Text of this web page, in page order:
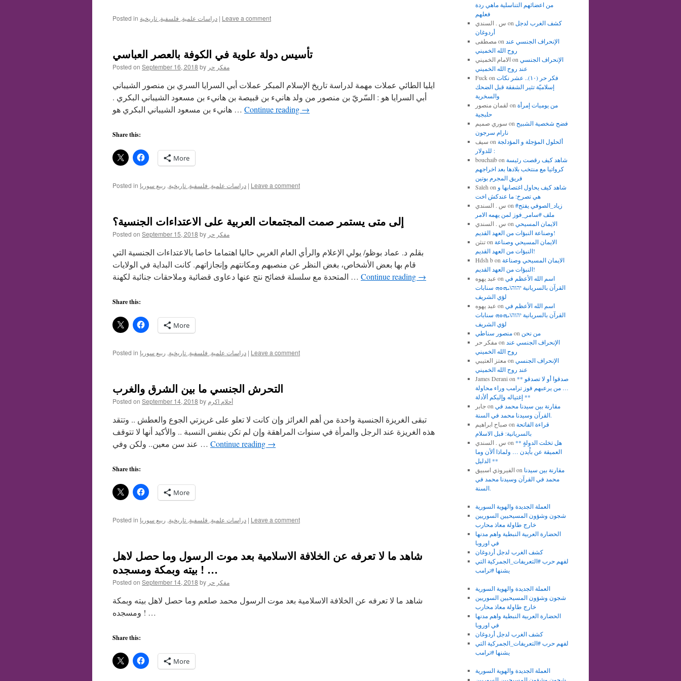
Posted in دراسات علمية, فلسفية, تاريخية | Leave a comment
تأسيس دولة علوية في الكوفة بالعصر العباسي
Posted on September 16, 2018 by مفكر حر
ايليا الطائي عملات مهمة لدراسة تاريخ الإسلام المبكر عملات أبي السرايا السري بن منصور الشيباني
أبي السرايا هو : السّريّ بن منصور من ولد هانيء بن قبيصة بن هانيء بن مسعود الشيباني البكري .
هانيء بن مسعود الشيباني البكري هو … Continue reading →
Share this:
More
Posted in دراسات علمية, فلسفية, تاريخية, ربيع سوريا | Leave a comment
إلى متى يستمر صمت المجتمعات العربية على الاعتداءات الجنسية؟
Posted on September 15, 2018 by مفكر حر
بقلم د. عماد بوظو/ يولي الإعلام والرأي العام الغربي حاليا اهتماما خاصا بالاعتداءات الجنسية التي
قام بها بعض الأشخاص، بغض النظر عن منصبهم ومكانتهم وإنجازاتهم. كانت البداية في الولايات
المتحدة مع سلسلة فضائح نتج عنها دعاوى قضائية وملاحقات جنائية لكهنة … Continue reading →
Share this:
More
Posted in دراسات علمية, فلسفية, تاريخية, ربيع سوريا | Leave a comment
التحرش الجنسي ما بين الشرق والغرب
Posted on September 14, 2018 by أحلام اكرم
تبقى الغريزة الجنسية واحدة من أهم الغرائز وإن كانت لا تعلو على غريزتي الجوع والعطش .. وتتقد
هذه الغريزة عند الرجل والمرأة في سنوات المراهقة وإن لم تكن بنفس النسبة .. والأكيد أنها لا تتوقف
عند سن معين.. ولكن وفي … Continue reading →
Share this:
More
Posted in دراسات علمية, فلسفية, تاريخية, ربيع سوريا | Leave a comment
شاهد ما لا تعرفه عن الخلافة الاسلامية بعد موت الرسول وما حصل لاهل
بيته وبمكة ومسجده ! …
Posted on September 14, 2018 by مفكر حر
شاهد ما لا تعرفه عن الخلافة الاسلامية بعد موت الرسول محمد صلعم وما حصل لاهل بيته وبمكة
ومسجده ! …
Share this:
More
من اعضائهم التناسلية ماهي ردة
فعلهم
س . السندي on كشف الغرب لدجل
أردوغان
مصطفىon الإنحراف الجنسي عند
روح الله الخميني
الامام الخمينيon الإنحراف الجنسي
عند روح الله الخميني
Fuckon فكر حر (١٠).. عشر نكات
إسلاميّة تثير الشفقة قبل الضحك
والسخرية
لقمان منصور on من يوميات إمرأة
حلبجية
سوري صميم on فضح شخصية الشبيح
نارام سرجون
سيف on ألحلول المؤجلة و المؤدلجة
للدولار :
bouchaibon شاهد كيف رقصت رئيسة
كرواتيا مع منتخب بلادها بعد اخراجهم
فريق المجرم بوتين
Saleh on شاهد كيف يحاول اغتصابها و
هي تصرخ: ما عندكش اخت
س . السندي on #زياد_الصوفي يفتح
ملف #سامر_فوز لمن يهمه الامر
س . السندي on الايمان المسيحي
وصناعة النبؤات من العهد القديم!
تنثنon الايمان المسيحي وصناعة
النبؤات من العهد القديم!
Hdsh bon الايمان المسيحي وصناعة
النبؤات من العهد القديم!
عبد يهوه on اسم الله الأعظم في
القرآن بالسريانية יהוה\ܝܗܘܗ سنابات
لؤي الشريف
عبد يهوه on اسم الله الأعظم في
القرآن بالسريانية יהוה\ܝܗܘܗ سنابات
لؤي الشريف
منصور سناطيon من نحن
مفكر حرon الإنحراف الجنسي عند
روح الله الخميني
معتز العتيبيon الإنحراف الجنسي
عند روح الله الخميني
James Derani on ** صدقوا أو لا تصدقو
… من يرعبهم فوز ترامب وراء محاولة
إغتياله وإليكم ألأدلة **
جابرon مقارنة بين سيدنا محمد في
القرآن وسيدنا محمد في السنة.
صباح ابراهيمon قراءة الفاتحة
بالسريانية: قبل الاسلام
س . السندي on ** هل تخلت الدولةٍ
العميقة عن باْيدن … ولماذا ألأن وما
الدليل **
الفيروذي اسبيقon مقارنة بين سيدنا
محمد في القرآن وسيدنا محمد في
السنة.
العملة الجديدة والهوية السورية
شجون وشؤون المسيحيين السوريين
خارج طاولة معاذ محارب
الحضارة العربية النبطية واهم مدنها
في اوروبا
كشف الغرب لدجل أردوغان
لفهم حرب #التعريفات_الجمركية التي
يشنها #ترامب
العملة الجديدة والهوية السورية
شجون وشؤون المسيحيين السوريين
خارج طاولة معاذ محارب
الحضارة العربية النبطية واهم مدنها
في اوروبا
كشف الغرب لدجل أردوغان
لفهم حرب #التعريفات_الجمركية التي
يشنها #ترامب
العملة الجديدة والهوية السورية